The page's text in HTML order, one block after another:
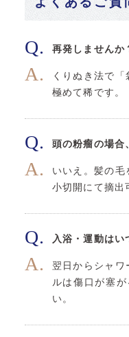
再発しませんか
くりぬき法で
極めて稀です。
頭の粉瘤の場合
いいえ。髪の毛
小切開にて摘出
入浴・運動はい
翌日からシャワ
ルは傷口が塞
い。